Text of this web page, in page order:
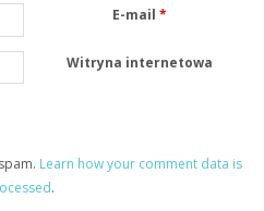
E-mail *
Witryna internetowa
Learn how your comment data is
.